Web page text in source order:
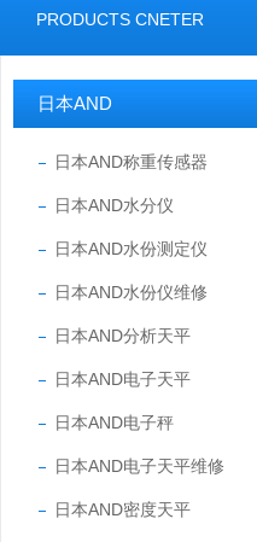
PRODUCTS CNETER
日本AND
日本AND称重传感器
日本AND水分仪
日本AND水份测定仪
日本AND水份仪维修
日本AND分析天平
日本AND电子天平
日本AND电子秤
日本AND电子天平维修
日本AND密度天平